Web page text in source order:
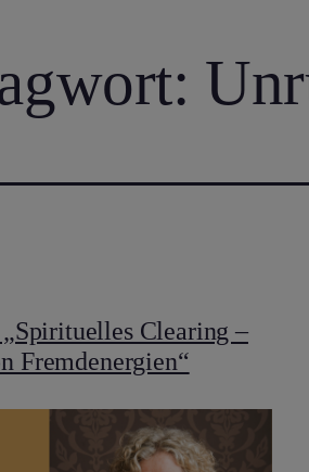
Clearing –
Fremdenergien“